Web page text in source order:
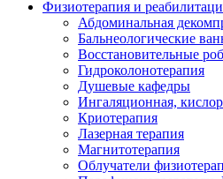
Физиотерапия и
Абдоминальная
Бальнеологические
Восстановительные
Гидроколонотерапия
Душевые кафедры
Ингаляционная,
Криотерапия
Лазерная терапия
Магнитотерапия
Облучатели